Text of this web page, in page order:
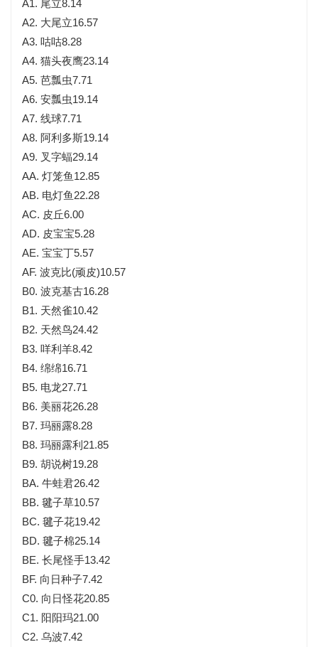
A1. 尾立8.14
A2. 大尾立16.57
A3. 咕咕8.28
A4. 猫头夜鹰23.14
A5. 芭瓢虫7.71
A6. 安瓢虫19.14
A7. 线球7.71
A8. 阿利多斯19.14
A9. 叉字蝠29.14
AA. 灯笼鱼12.85
AB. 电灯鱼22.28
AC. 皮丘6.00
AD. 皮宝宝5.28
AE. 宝宝丁5.57
AF. 波克比(顽皮)10.57
B0. 波克基古16.28
B1. 天然雀10.42
B2. 天然鸟24.42
B3. 咩利羊8.42
B4. 绵绵16.71
B5. 电龙27.71
B6. 美丽花26.28
B7. 玛丽露8.28
B8. 玛丽露利21.85
B9. 胡说树19.28
BA. 牛蛙君26.42
BB. 毽子草10.57
BC. 毽子花19.42
BD. 毽子棉25.14
BE. 长尾怪手13.42
BF. 向日种子7.42
C0. 向日怪花20.85
C1. 阳阳玛21.00
C2. 乌波7.42